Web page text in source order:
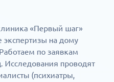
«Первый шаг»
экспертизы на дому
по заявкам
Исследования проводят
(психиатры,